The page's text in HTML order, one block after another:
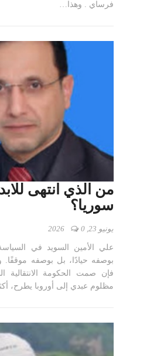
فرساي . وهذا…
من الذي انتهى
سوريا؟
يونيو 23, 2026 0
علي الأمين السويد في
بوصفه حيادًا، بل بوصفه موقفًا.
فإن صمت الحكومة الانتقالية
مظلوم عبدي إلى أوروبا يطرح،